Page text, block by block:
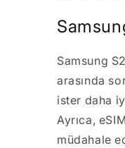
Samsung
arasında
ister daha
Ayrıca,
müdahale